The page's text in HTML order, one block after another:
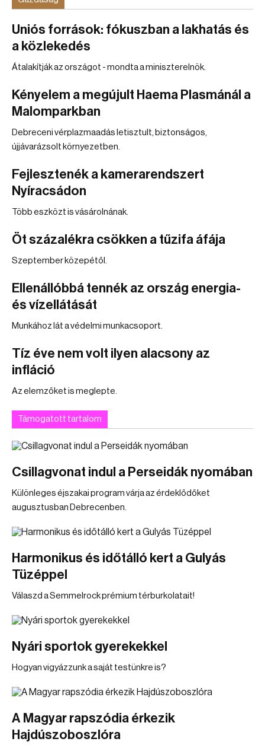
Uniós források: fókuszban a lakhatás és
a közlekedés
Átalakítják az országot - mondta a miniszterelnök.
Kényelem a megújult Haema Plasmánál a
Malomparkban
Debreceni vérplazmaadás letisztult, biztonságos,
újjávarázsolt környezetben.
Fejlesztenék a kamerarendszert
Nyíracsádon
Több eszközt is vásárolnának.
Öt százalékra csökken a tűzifa áfája
Szeptember közepétől.
Ellenállóbbá tennék az ország energia-
és vízellátását
Munkához lát a védelmi munkacsoport.
Tíz éve nem volt ilyen alacsony az
infláció
Az elemzőket is meglepte.
Támogatott tartalom
Csillagvonat indul a Perseidák nyomában
Különleges éjszakai program várja az érdeklődőket
augusztusban Debrecenben.
Harmonikus és időtálló kert a Gulyás
Tüzéppel
Válaszd a Semmelrock prémium térburkolatait!
Nyári sportok gyerekekkel
Hogyan vigyázzunk a saját testünkre is?
A Magyar rapszódia érkezik
Hajdúszoboszlóra